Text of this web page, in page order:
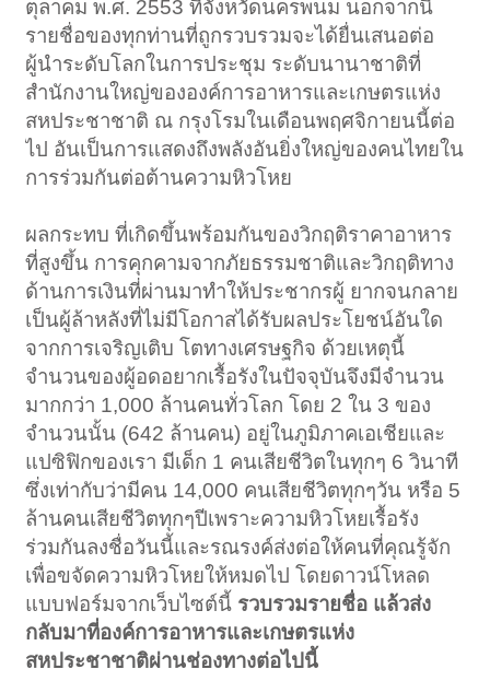
ตุลาคม พ.ศ. 2553 ที่จังหวัดนครพนม นอกจากนี้
รายชื่อของทุกท่านที่ถูกรวบรวมจะได้ยื่นเสนอต่อ
ผู้นำระดับโลกในการประชุม ระดับนานาชาติที่
สำนักงานใหญ่ขององค์การอาหารและเกษตรแห่ง
สหประชาชาติ ณ กรุงโรมในเดือนพฤศจิกายนนี้ต่อ
ไป อันเป็นการแสดงถึงพลังอันยิ่งใหญ่ของคนไทยใน
การร่วมกันต่อต้านความหิวโหย​
ผลกระทบ ที่เกิดขึ้นพร้อมกันของวิกฤติราคาอาหาร
ที่สูงขึ้น การคุกคามจากภัยธรรมชาติและวิกฤติทาง
ด้านการเงินที่ผ่านมาทำให้ประชากรผู้ ยากจนกลาย
เป็นผู้ล้าหลังที่ไม่มีโอกาสได้รับผลประโยชน์อันใด
จากการเจริญเติบ โตทางเศรษฐกิจ ด้วยเหตุนี้
จำนวนของผู้อดอยากเรื้อรังในปัจจุบันจึงมีจำนวน
มากกว่า 1,000 ล้านคนทั่วโลก โดย 2 ใน 3 ของ
จำนวนนั้น (642 ล้านคน) อยู่ในภูมิภาคเอเชียและ
แปซิฟิกของเรา มีเด็ก 1 คนเสียชีวิตในทุกๆ 6 วินาที
ซึ่งเท่ากับว่ามีคน 14,000 คนเสียชีวิตทุกๆวัน หรือ 5
ล้านคนเสียชีวิตทุกๆปีเพราะความหิวโหยเรื้อรัง​
ร่วมกันลงชื่อวันนี้และรณรงค์ส่งต่อให้คนที่คุณรู้จัก
เพื่อขจัดความหิวโหยให้หมดไป โดยดาวน์โหลด
แบบฟอร์มจากเว็บไซต์นี้ รวบรวมรายชื่อ แล้วส่ง
กลับมาที่องค์การอาหารและเกษตรแห่ง
สหประชาชาติผ่านช่องทางต่อไปนี้